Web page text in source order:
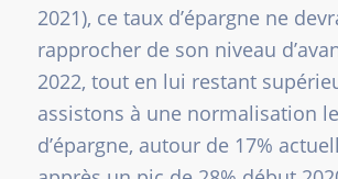
2021), ce taux d’épargne ne
rapprocher de son niveau
2022, tout en lui restant
assistons à une normalisation
d’épargne, autour de 17%